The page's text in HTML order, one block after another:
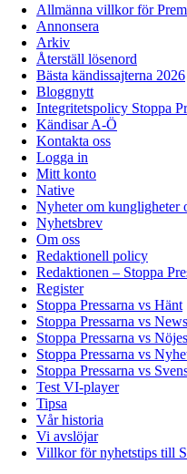
Allmänna villkor för
Annonsera
Arkiv
Återställ lösenord
Bästa kändissajterna 2026
Bloggnytt
Integritetspolicy Stoppa
Kändisar A-Ö
Kontakta oss
Logga in
Mitt konto
Native
Nyheter om kungligheter
Nyhetsbrev
Om oss
Redaktionell policy
Redaktionen – Stoppa
Register
Stoppa Pressarna vs Hänt
Stoppa Pressarna vs
Stoppa Pressarna vs
Stoppa Pressarna vs
Stoppa Pressarna vs
Test VI-player
Tipsa
Vår historia
Vi avslöjar
Villkor för nyhetstips till